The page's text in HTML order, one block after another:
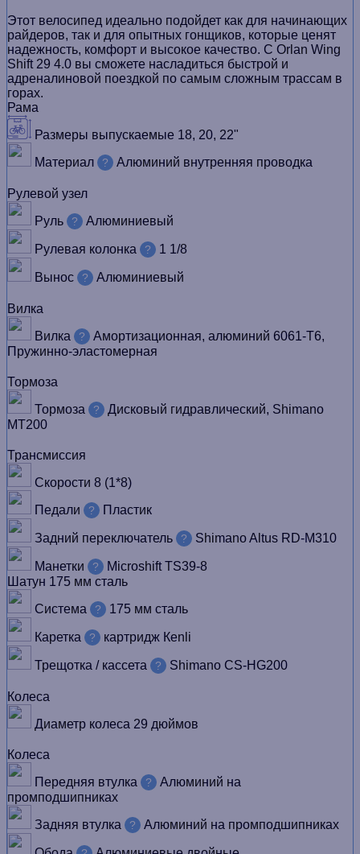
Этот велосипед идеально подойдет как для начинающих
райдеров, так и для опытных гонщиков, которые ценят
надежность, комфорт и высокое качество. С Orlan Wing
Shift 29 4.0 вы сможете насладиться быстрой и
адреналиновой поездкой по самым сложным трассам в
горах.
Рама
Размеры выпускаемые 18, 20, 22"
Материал
? Алюминий внутренняя проводка
Рулевой узел
Руль
? Алюминиевый
Рулевая колонка ? 1 1/8
Вынос ? Алюминиевый
Вилка
Вилка
?
Амортизационная, алюминий 6061-Т6,
Пружинно-эластомерная
Тормоза
Тормоза
?
Дисковый гидравлический, Shimano
MT200
Трансмиссия
Скорости 8 (1*8)
Педали
? Пластик
Задний переключатель ? Shimano Altus RD-M310
Манетки ?
Microshift TS39-8
Шатун 175 мм сталь
Система
? 175 мм сталь
Каретка ? картридж Кenli
Трещотка / кассета ? Shimano CS-HG200
Колеса
Диаметр колеса 29 дюймов
Колеса
Передняя втулка
?
Алюминий на
промподшипниках
Задняя втулка
? Алюминий на промподшипниках